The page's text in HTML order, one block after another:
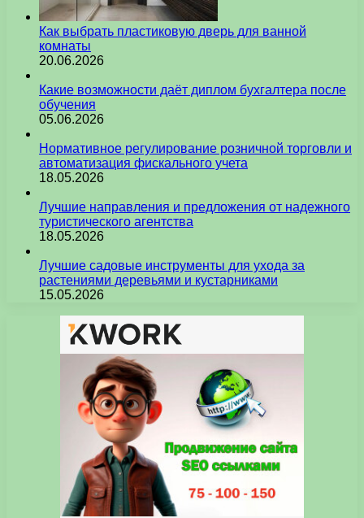
Как выбрать пластиковую дверь для ванной
комнаты
20.06.2026
Какие возможности даёт диплом бухгалтера после
обучения
05.06.2026
Нормативное регулирование розничной торговли и
автоматизация фискального учета
18.05.2026
Лучшие направления и предложения от надежного
туристического агентства
18.05.2026
Лучшие садовые инструменты для ухода за
растениями деревьями и кустарниками
15.05.2026